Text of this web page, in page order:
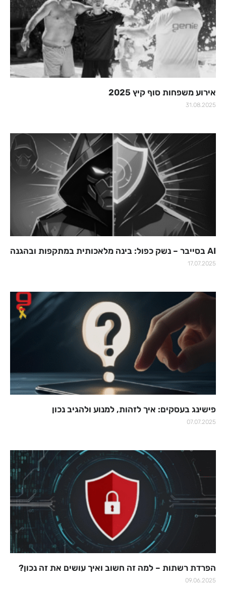
אירוע משפחות סוף קיץ 2025
31.08.2025
AI בסייבר – נשק כפול: בינה מלאכותית במתקפות ובהגנה
17.07.2025
פישינג בעסקים: איך לזהות, למנוע ולהגיב נכון
07.07.2025
הפרדת רשתות – למה זה חשוב ואיך עושים את זה נכון?
09.06.2025